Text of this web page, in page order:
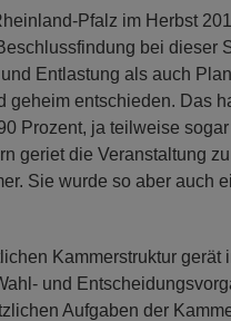
Pfalz im Herbst
bei dieser
Entlastung als auch
entschieden. Das
Prozent, ja teilweise
geriet die Veranstaltung
Sie wurde so aber auch
Kammerstruktur gerät
und
Aufgaben der